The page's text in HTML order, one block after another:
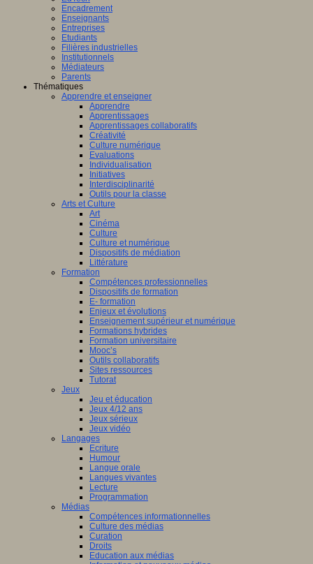
Encadrement
Enseignants
Entreprises
Etudiants
Filières industrielles
Institutionnels
Médiateurs
Parents
Thématiques
Apprendre et enseigner
Apprendre
Apprentissages
Apprentissages collaboratifs
Créativité
Culture numérique
Evaluations
Individualisation
Initiatives
Interdisciplinarité
Outils pour la classe
Arts et Culture
Art
Cinéma
Culture
Culture et numérique
Dispositifs de médiation
Littérature
Formation
Compétences professionnelles
Dispositifs de formation
E- formation
Enjeux et évolutions
Enseignement supérieur et numérique
Formations hybrides
Formation universitaire
Mooc’s
Outils collaboratifs
Sites ressources
Tutorat
Jeux
Jeu et éducation
Jeux 4/12 ans
Jeux sérieux
Jeux vidéo
Langages
Ecriture
Humour
Langue orale
Langues vivantes
Lecture
Programmation
Médias
Compétences informationnelles
Culture des médias
Curation
Droits
Education aux médias